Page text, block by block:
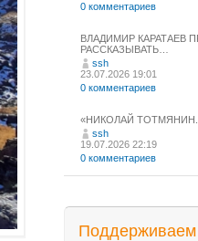
0 комментариев
ВЛАДИМИР КАРАТАЕВ
РАССКАЗЫВАТЬ…
ssh
23.07.2026 19:01
0 комментариев
«НИКОЛАЙ ТОТМЯНИН.
ssh
19.07.2026 22:19
0 комментариев
Поддерживаем